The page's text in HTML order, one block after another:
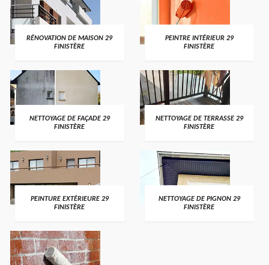
RÉNOVATION DE MAISON 29
FINISTÈRE
PEINTRE INTÉRIEUR 29
FINISTÈRE
NETTOYAGE DE FAÇADE 29
FINISTÈRE
NETTOYAGE DE TERRASSE 29
FINISTÈRE
PEINTURE EXTÉRIEURE 29
FINISTÈRE
NETTOYAGE DE PIGNON 29
FINISTÈRE